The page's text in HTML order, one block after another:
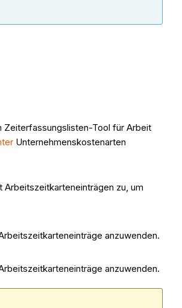
Zeiterfassungslisten-Tool für Arbeit
Unternehmenskostenarten
zu, um
anzuwenden.
anzuwenden.